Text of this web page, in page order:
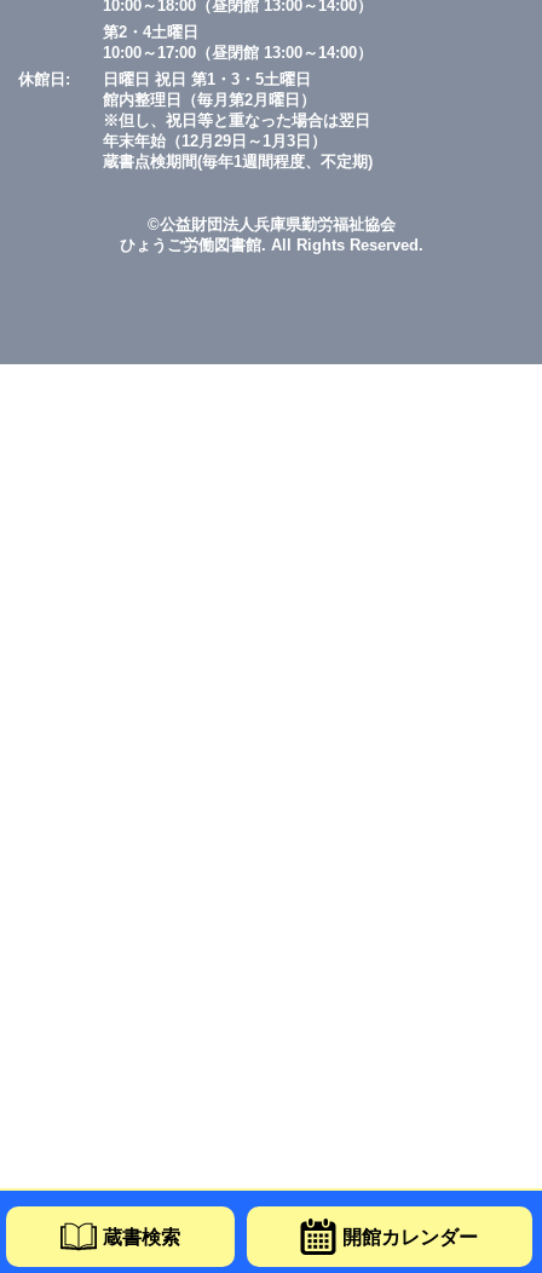
蔵書検索 開館カレンダー
10:00～18:00（昼閉館 13:00～14:00）
第2・4土曜日
10:00～17:00（昼閉館 13:00～14:00）
休館日:
日曜日 祝日 第1・3・5土曜日
館内整理日（毎月第2月曜日）
※但し、祝日等と重なった場合は翌日
年末年始（12月29日～1月3日）
蔵書点検期間(毎年1週間程度、不定期)
©公益財団法人兵庫県勤労福祉協会
ひょうご労働図書館. All Rights Reserved.